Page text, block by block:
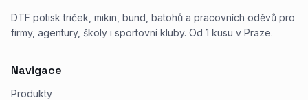
DTF potisk triček, mikin, bund, batohů a pracovních oděvů pro
firmy, agentury, školy i sportovní kluby. Od 1 kusu v Praze.
Navigace
Produkty